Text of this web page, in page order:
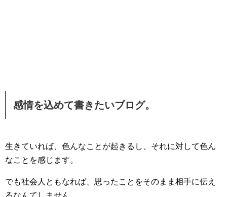
感情を込めて書きたいブログ。
生きていれば、色んなことが起きるし、それに対して色ん
なことを感じます。
でも社会人ともなれば、思ったことをそのまま相手に伝え
るなんてしません。